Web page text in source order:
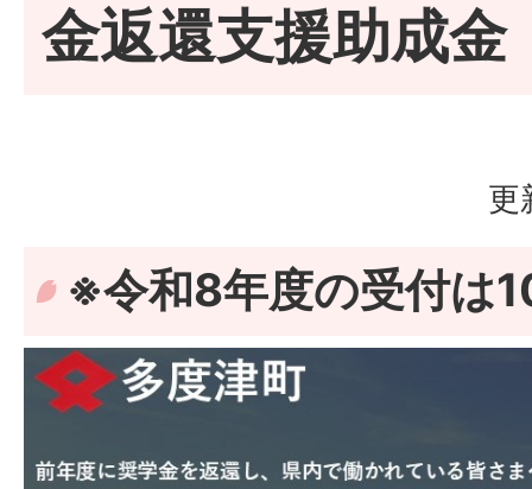
金返還支援助成金
更
※令和8年度の受付は